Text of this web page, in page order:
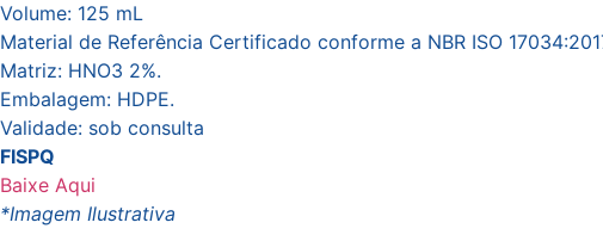
Volume: 125 mL
Material de Referência Certificado conforme a NBR ISO
Matriz: HNO3 2%.
Embalagem: HDPE.
Validade: sob consulta
FISPQ
Baixe Aqui
*Imagem Ilustrativa